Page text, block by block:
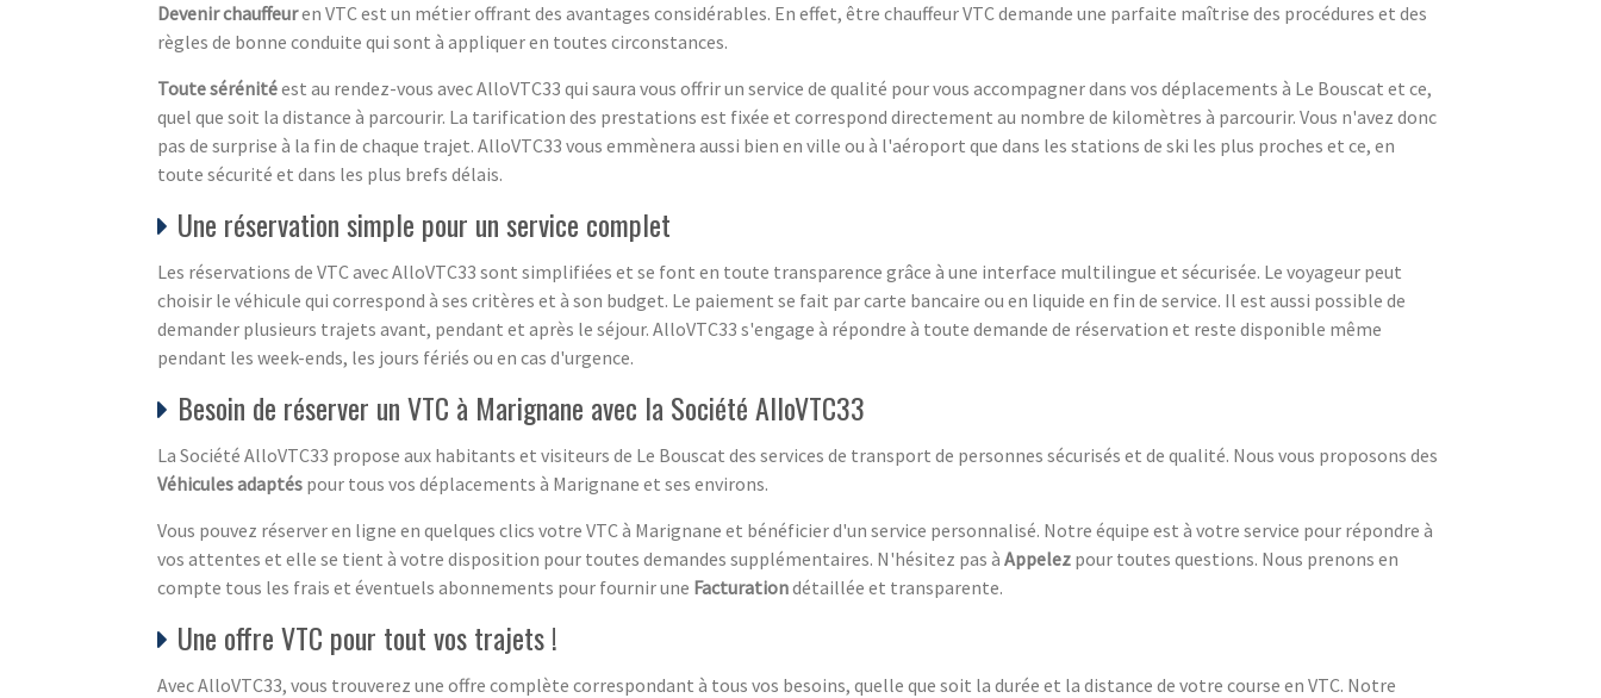
Devenir chauffeuren VTC est un métier offrant des avantages considérables. En effet, être chauffeur VTC demande une parfaite maîtrise des procédures et des
règles de bonne conduite qui sont à appliquer en toutes circonstances.
Toute sérénitéest au rendez-vous avec AlloVTC33 qui saura vous offrir un service de qualité pour vous accompagner dans vos déplacements à Le Bouscat et ce,
quel que soit la distance à parcourir. La tarification des prestations est fixée et correspond directement au nombre de kilomètres à parcourir. Vous n'avez donc
pas de surprise à la fin de chaque trajet. AlloVTC33 vous emmènera aussi bien en ville ou à l'aéroport que dans les stations de ski les plus proches et ce, en
toute sécurité et dans les plus brefs délais.
Une réservation simple pour un service complet
Les réservations de VTC avec AlloVTC33 sont simplifiées et se font en toute transparence grâce à une interface multilingue et sécurisée. Le voyageur peut
choisir le véhicule qui correspond à ses critères et à son budget. Le paiement se fait par carte bancaire ou en liquide en fin de service. Il est aussi possible de
demander plusieurs trajets avant, pendant et après le séjour. AlloVTC33 s'engage à répondre à toute demande de réservation et reste disponible même
pendant les week-ends, les jours fériés ou en cas d'urgence.
Besoin de réserver un VTC à Marignane avec la Société AlloVTC33
La Société AlloVTC33 propose aux habitants et visiteurs de Le Bouscat des services de transport de personnes sécurisés et de qualité. Nous vous proposons des
Véhicules adaptés pour tous vos déplacements à Marignane et ses environs.
Vous pouvez réserver en ligne en quelques clics votre VTC à Marignane et bénéficier d'un service personnalisé. Notre équipe est à votre service pour répondre à
vos attentes et elle se tient à votre disposition pour toutes demandes supplémentaires. N'hésitez pas à Appelez pour toutes questions. Nous prenons en
compte tous les frais et éventuels abonnements pour fournir une Facturationdétaillée et transparente.
Une offre VTC pour tout vos trajets !
Avec AlloVTC33, vous trouverez une offre complète correspondant à tous vos besoins, quelle que soit la durée et la distance de votre course en VTC. Notre